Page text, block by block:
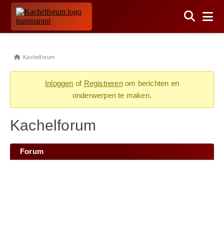
Kachelforum
Inloggen of Registrerenom berichten en
onderwerpen te maken.
Kachelforum
Forum